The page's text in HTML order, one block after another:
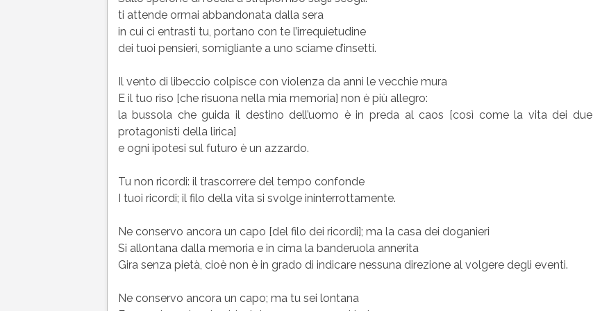
ti attende ormai abbandonata dalla sera
in cui ci entrasti tu, portano con te l’irrequietudine
dei tuoi pensieri, somigliante a uno sciame d’insetti.
Il vento di libeccio colpisce con violenza da anni le vecchie mura
E il tuo riso [che risuona nella mia memoria] non è più allegro:
la bussola che guida il destino dell’uomo è in preda al caos [così come la vita dei due
protagonisti della lirica]
e ogni ipotesi sul futuro è un azzardo.
Tu non ricordi: il trascorrere del tempo confonde
I tuoi ricordi; il filo della vita si svolge ininterrottamente.
Ne conservo ancora un capo [del filo dei ricordi]; ma la casa dei doganieri
Si allontana dalla memoria e in cima la banderuola annerita
Gira senza pietà, cioè non è in grado di indicare nessuna direzione al volgere degli eventi.
Ne conservo ancora un capo; ma tu sei lontana